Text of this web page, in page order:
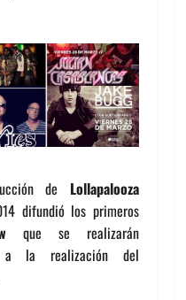
de Lollapalooza
difundió los primeros
que se realizarán
a la realización del